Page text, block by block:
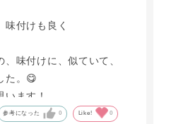
味付けも良く
味付けに、似ていて、
た。😋
います！
参考になった 0 Like! 0